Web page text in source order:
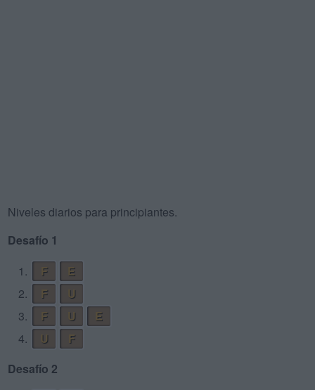
Niveles diarios para principiantes.
Desafío 1
1.
F
E
2.
F
U
3.
F U
E
4.
U
F
Desafío 2